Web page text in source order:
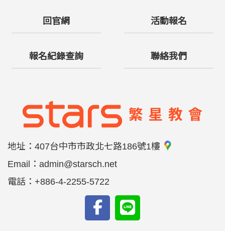
回官網 活動報名
報名紀錄查詢 聯絡我們
地址： 407台中市市政北七路186號1樓
Email： admin@starsch.net
電話： +886-4-2255-5722